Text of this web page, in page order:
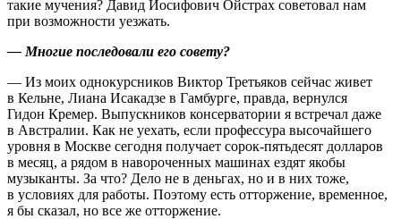
такие мучения? Давид Иосифович Ойстрах советовал нам
при возможности уезжать.
— Многие последовали его совету?
— Из моих однокурсников Виктор Третьяков сейчас живет
в Кельне, Лиана Исакадзе в Гамбурге, правда, вернулся
Гидон Кремер. Выпускников консерватории я встречал даже
в Австралии. Как не уехать, если профессура высочайшего
уровня в Москве сегодня получает сорок-пятьдесят долларов
в месяц, а рядом в навороченных машинах ездят якобы
музыканты. За что? Дело не в деньгах, но и в них тоже,
в условиях для работы. Поэтому есть отторжение, временное,
я бы сказал, но все же отторжение.